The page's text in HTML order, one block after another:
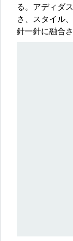
る。アディダ
さ、スタイル
針一針に融合